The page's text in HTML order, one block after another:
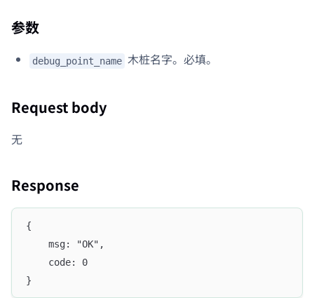
参数
debug_point_name 木桩名字。必填。
Request body
无
Response
{
    msg: "OK",
    code: 0
}